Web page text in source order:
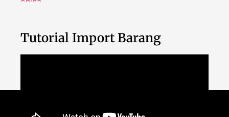
Tutorial Import Barang